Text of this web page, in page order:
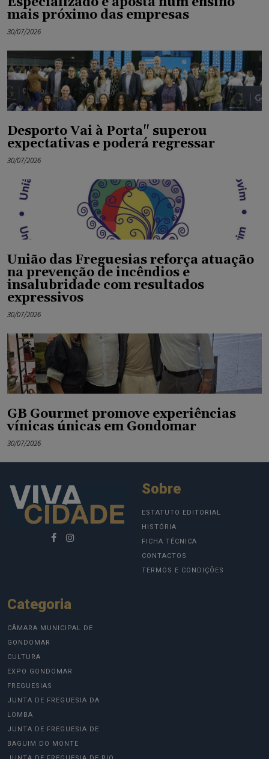
mais próximo das empresas
30/07/2026
Desporto Vai à Porta" superou
expectativas e poderá regressar
30/07/2026
União das Freguesias reforça atuação
na prevenção de incêndios e
insalubridade com resultados
expressivos
30/07/2026
GB Gourmet promove experiências
vínicas únicas em Gondomar
30/07/2026
Sobre
ESTATUTO EDITORIAL
HISTÓRIA
FICHA TÉCNICA
CONTACTOS
TERMOS E CONDIÇÕES
Categoria
CÂMARA MUNICIPAL DE
GONDOMAR
CULTURA
EXPO GONDOMAR
FREGUESIAS
JUNTA DE FREGUESIA DA
LOMBA
JUNTA DE FREGUESIA DE
BAGUIM DO MONTE